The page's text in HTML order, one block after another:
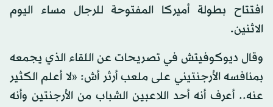
افتتاح بطولة أميركا المفتوحة للرجال مساء اليوم
الاثنين.
وقال ديوكوفيتش في تصريحات عن اللقاء الذي يجمعه
بمنافسه الأرجنتيني على ملعب أرثر أش: «لا أعلم الكثير
عنه.. أعرف أنه أحد اللاعبين الشباب من الأرجنتين وأنه